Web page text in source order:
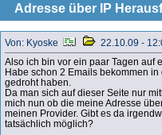
Adresse über IP
Von: Kyoske
22.10.09 -
Also ich bin vor ein paar Tagen auf
Habe schon 2 Emails bekommen
gedroht haben.
Da man sich auf dieser Seite nur
mich nun ob die meine Adresse
meinen Provider. Gibt es da
tatsächlich möglich?